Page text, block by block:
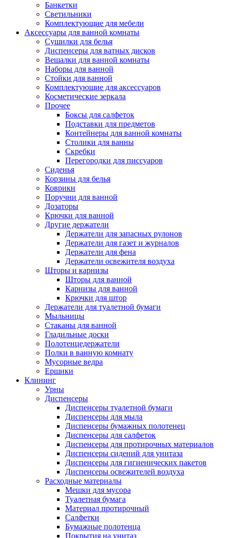
Банкетки
Светильники
Комплектующие для мебели
Аксессуары для ванной комнаты
Сушилки для белья
Диспенсеры для ватных дисков
Вешалки для ванной комнаты
Наборы для ванной
Стойки для ванной
Комплектующие для аксессуаров
Косметические зеркала
Прочее
Боксы для салфеток
Подставки для предметов
Контейнеры для ванной комнаты
Столики для ванны
Скребки
Перегородки для писсуаров
Сиденья
Корзины для белья
Коврики
Поручни для ванной
Дозаторы
Крючки для ванной
Другие держатели
Держатели для запасных рулонов
Держатели для газет и журналов
Держатели для фена
Держатели освежителя воздуха
Шторы и карнизы
Шторы для ванной
Карнизы для ванной
Крючки для штор
Держатели для туалетной бумаги
Мыльницы
Стаканы для ванной
Гладильные доски
Полотенцедержатели
Полки в ванную комнату
Мусорные ведра
Ершики
Клининг
Урны
Диспенсеры
Диспенсеры туалетной бумаги
Диспенсеры для мыла
Диспенсеры бумажных полотенец
Диспенсеры для салфеток
Диспенсеры для протирочных материалов
Диспенсеры сидений для унитаза
Диспенсеры для гигиенических пакетов
Диспенсеры освежителей воздуха
Расходные материалы
Мешки для мусора
Туалетная бумага
Материал протирочный
Салфетки
Бумажные полотенца
Покрытия на унитаз